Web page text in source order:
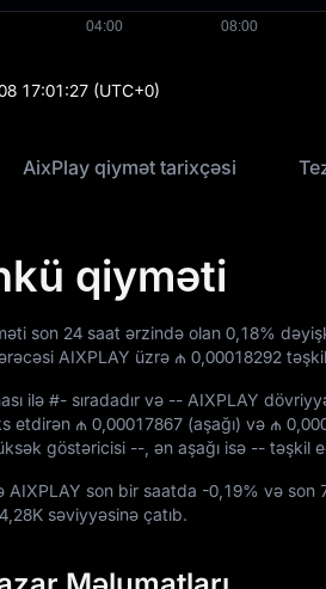
17:01:27 (UTC+0)
AixPlay qiymət tarixçəsi
qiyməti
son 24 saat ərzində olan 0,18%
AIXPLAY üzrə ₼ 0,00018292
ilə #- sıradadır və -- AIXPLAY
etdirən ₼ 0,00017867 (aşağı) və ₼
göstəricisi -- , ən aşağı isə -- təşkil
AIXPLAY son bir saatda -0,19% və son
səviyyəsinə çatıb.